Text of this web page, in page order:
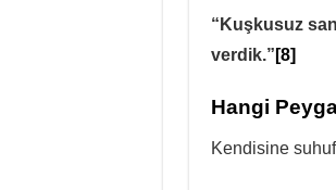
“Kuşkusuz
verdik.” [8]
Hangi
Kendisine